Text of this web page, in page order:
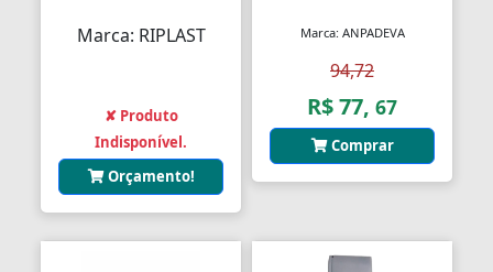
Bobinas Impulsoras
Bobinas de Ignição
Bobinas para Máquinas
Bocais
Marca: RIPLAST
✘ Produto
Indisponível.
Orçamento!
Marca: ANPADEVA
94,72
R$ 77, 67
Comprar